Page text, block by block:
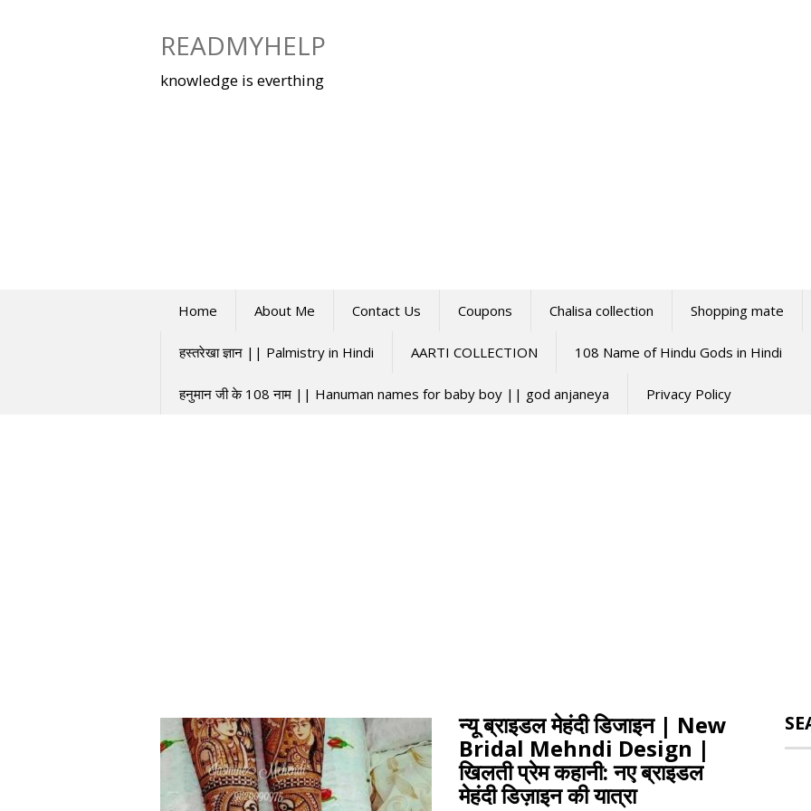
READMYHELP
knowledge is everthing
Home About Me Contact Us Coupons Chalisa collection Shopping mate
हस्तरेखा ज्ञान || Palmistry in Hindi AARTI COLLECTION 108 Name of Hindu Gods in Hindi
हनुमान जी के 108 नाम || Hanuman names for baby boy || god anjaneya Privacy Policy
न्यू ब्राइडल मेहंदी डिजाइन | New
Bridal Mehndi Design |
खिलती प्रेम कहानी: नए ब्राइडल
मेहंदी डिज़ाइन की यात्रा